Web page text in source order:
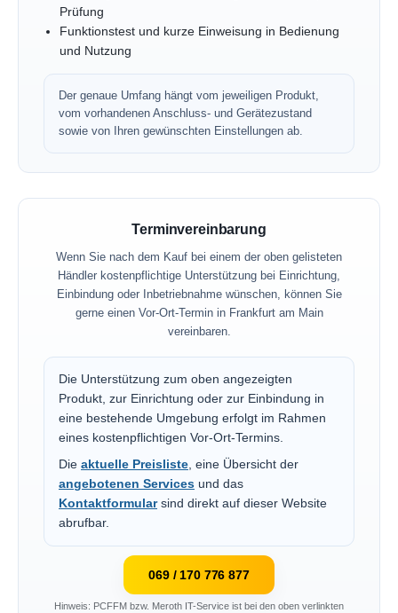
Prüfung
Funktionstest und kurze Einweisung in Bedienung
und Nutzung
Der genaue Umfang hängt vom jeweiligen Produkt,
vom vorhandenen Anschluss- und Gerätezustand
sowie von Ihren gewünschten Einstellungen ab.
Terminvereinbarung
Wenn Sie nach dem Kauf bei einem der oben gelisteten
Händler kostenpflichtige Unterstützung bei Einrichtung,
Einbindung oder Inbetriebnahme wünschen, können Sie
gerne einen Vor-Ort-Termin in Frankfurt am Main
vereinbaren.
Die Unterstützung zum oben angezeigten
Produkt, zur Einrichtung oder zur Einbindung in
eine bestehende Umgebung erfolgt im Rahmen
eines kostenpflichtigen Vor-Ort-Termins.
Die aktuelle Preisliste , eine Übersicht der
angebotenen Services und das
Kontaktformularsind direkt auf dieser Website
abrufbar.
069 / 170 776 877
Hinweis: PCFFM bzw. Meroth IT-Service ist bei den oben verlinkten